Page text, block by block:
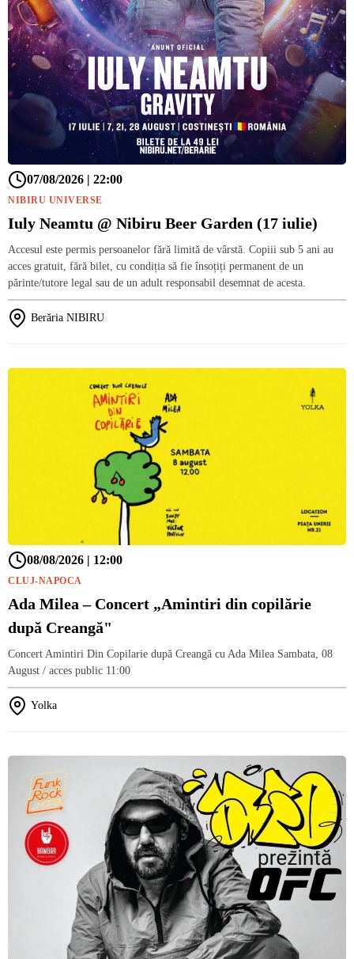
07/08/2026 | 22:00
NIBIRU UNIVERSE
Iuly Neamtu @ Nibiru Beer Garden (17 iulie)
Accesul este permis persoanelor fără limită de vârstă. Copiii sub 5 ani au
acces gratuit, fără bilet, cu condiția să fie însoțiți permanent de un
părinte/tutore legal sau de un adult responsabil desemnat de acesta.
Berăria NIBIRU
08/08/2026 | 12:00
CLUJ-NAPOCA
Ada Milea – Concert „Amintiri din copilărie
după Creangă"
Concert Amintiri Din Copilarie după Creangă cu Ada Milea Sambata, 08
August / acces public 11:00
Yolka